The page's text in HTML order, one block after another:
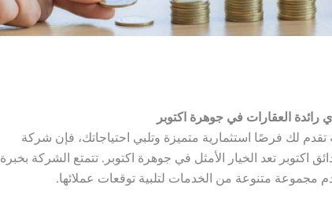
العقارات في جوهرة اكتوبر
لك فرصًا استثمارية متميزة وتلبي احتياجاتك، فإن شركة
اكتوبر تعد الخيار الأمثل في جوهرة اكتوبر. تتمتع الشركة بخبرة
مجموعة متنوعة من الخدمات لتلبية توقعات عملائها.